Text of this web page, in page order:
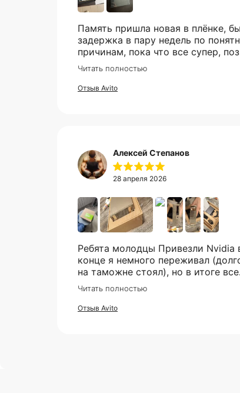
Память пришла новая в плёнке,
задержка в пару недель по
причинам, пока что все супер,
в сборке проверю и отзыв дополню
Читать полностью
Отзыв Avito
Алексей Степанов
28 апреля 2026
Ребята молодцы Привезли Nvidia в
конце я немного переживал
на таможне стоял), но в итоге все
супер. Отдельное спасибо что всегда
отвечали практически мгновенно,
клиентская поддержка на самом
Читать полностью
Отзыв Avito